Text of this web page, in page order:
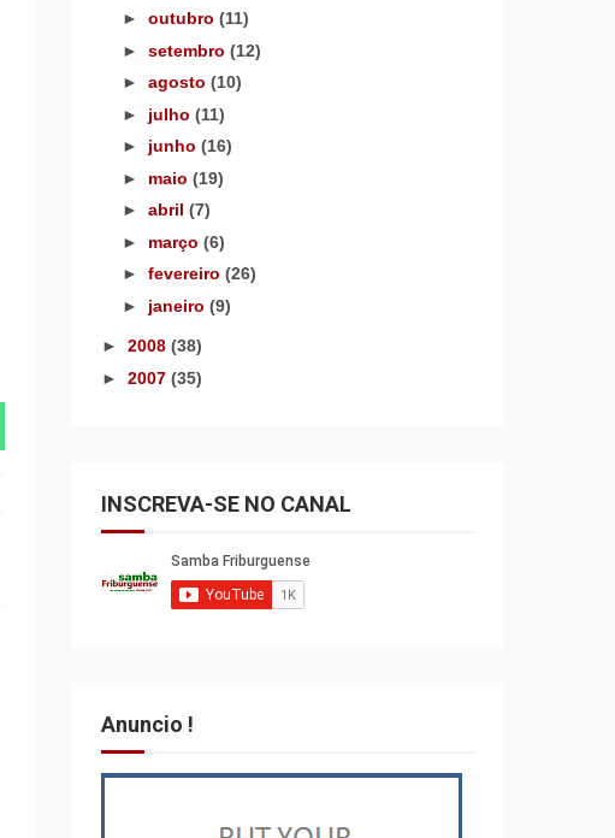
► outubro (11)
► setembro (12)
► agosto (10)
► julho (11)
► junho (16)
► maio (19)
► abril (7)
► março (6)
► fevereiro (26)
► janeiro (9)
► 2008 (38)
► 2007 (35)
INSCREVA-SE NO CANAL
Anuncio !